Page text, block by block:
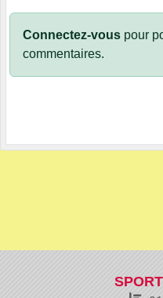
Connectez-vous pour
commentaires.